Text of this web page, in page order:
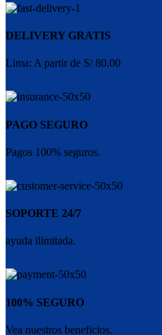
DELIVERY GRATIS
Lima: A partir de S/ 80.00
PAGO SEGURO
Pagos 100% seguros.
SOPORTE 24/7
ayuda ilimitada.
100% SEGURO
Vea nuestros beneficios.